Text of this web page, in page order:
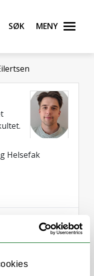
Søk Meny
Helsefak